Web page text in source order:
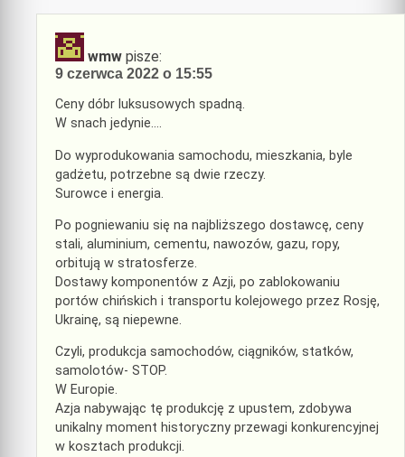
wmw pisze:
9 czerwca 2022 o 15:55
Ceny dóbr luksusowych spadną.
W snach jedynie….
Do wyprodukowania samochodu, mieszkania, byle
gadżetu, potrzebne są dwie rzeczy.
Surowce i energia.
Po pogniewaniu się na najbliższego dostawcę, ceny
stali, aluminium, cementu, nawozów, gazu, ropy,
orbitują w stratosferze.
Dostawy komponentów z Azji, po zablokowaniu
portów chińskich i transportu kolejowego przez Rosję,
Ukrainę, są niepewne.
Czyli, produkcja samochodów, ciągników, statków,
samolotów- STOP.
W Europie.
Azja nabywając tę produkcję z upustem, zdobywa
unikalny moment historyczny przewagi konkurencyjnej
w kosztach produkcji.